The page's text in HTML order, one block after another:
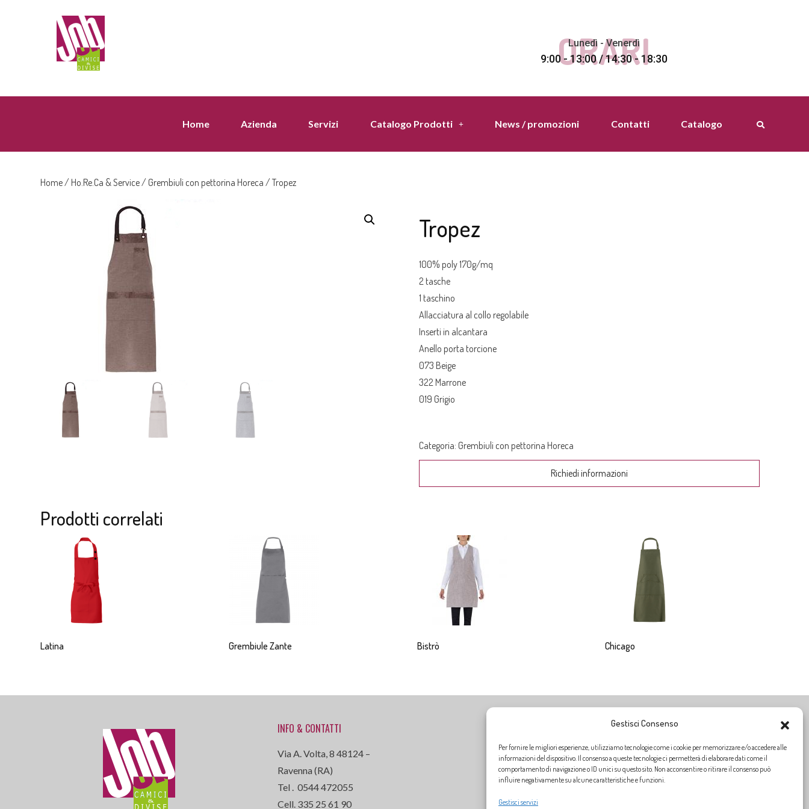
Gestisci Consenso
Per fornire le migliori esperienze, utilizziamo tecnologie come i cookie per memorizzare e/o accedere alle
informazioni del dispositivo. Il consenso a queste tecnologie ci permetterà di elaborare dati come il
comportamento di navigazione o ID unici su questo sito. Non acconsentire o ritirare il consenso può
influire negativamente su alcune caratteristiche e funzioni.
Gestisci servizi
ORARI
Lunedì - Venerdì
9:00 - 13:00 / 14:30 - 18:30
Home Azienda Servizi Catalogo Prodotti News / promozioni Contatti Catalogo
Home/ Ho.Re.Ca & Service/ Grembiuli con pettorina Horeca / Tropez
Tropez
100% poly 170g/mq
2 tasche
1 taschino
Allacciatura al collo regolabile
Inserti in alcantara
Anello porta torcione
073 Beige
322 Marrone
019 Grigio
Categoria: Grembiuli con pettorina Horeca
Richiedi informazioni
Prodotti correlati
Latina Grembiule Zante Bistrò Chicago
INFO & CONTATTI
Via A. Volta, 8 48124 –
Ravenna (RA)
Tel . 0544 472055
Cell. 335 25 61 90
ORARI DI APERTURA
Siamo aperti dalLunedì al Venerdìdalle ore9:00alle13:00
dalle ore14:30alle18:30